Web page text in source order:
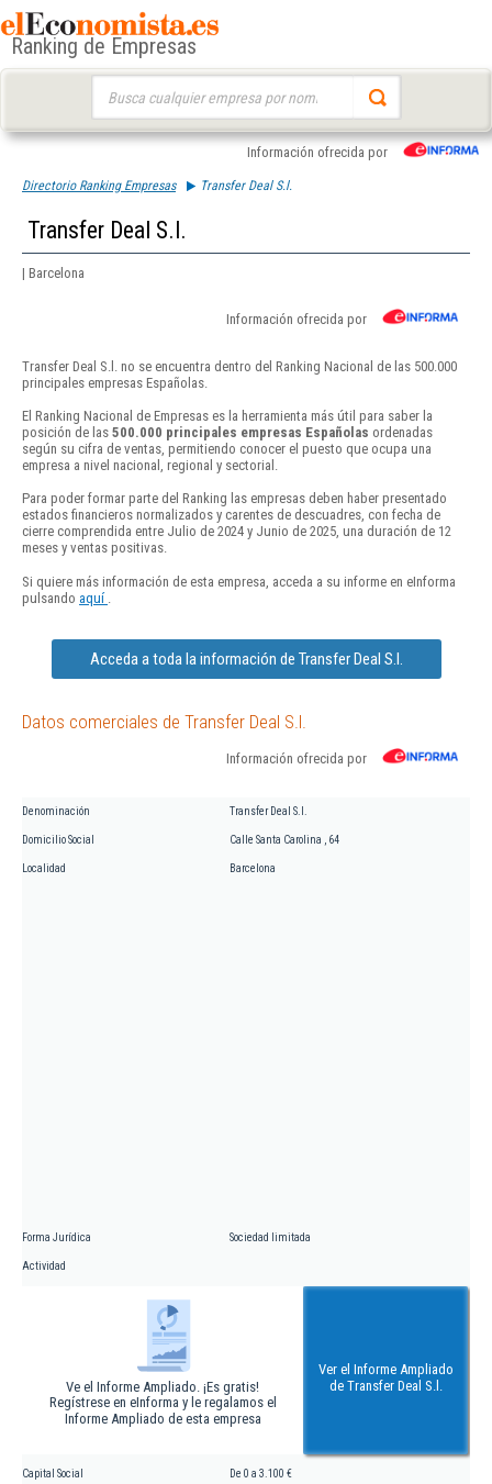
Ranking de Empresas
Información ofrecida por
Directorio Ranking Empresas Transfer Deal S.l.
Transfer Deal S.l.
| Barcelona
Información ofrecida por
Transfer Deal S.l. no se encuentra dentro del Ranking Nacional de las 500.000
principales empresas Españolas.
El Ranking Nacional de Empresas es la herramienta más útil para saber la
posición de las 500.000 principales empresas Españolas ordenadas
según su cifra de ventas, permitiendo conocer el puesto que ocupa una
empresa a nivel nacional, regional y sectorial.
Para poder formar parte del Ranking las empresas deben haber presentado
estados financieros normalizados y carentes de descuadres, con fecha de
cierre comprendida entre Julio de 2024 y Junio de 2025, una duración de 12
meses y ventas positivas.
Si quiere más información de esta empresa, acceda a su informe en eInforma
pulsando aquí
Acceda a toda la información de Transfer Deal S.l.
Datos comerciales de Transfer Deal S.l.
Información ofrecida por
Denominación Transfer Deal S.l.
Domicilio Social Calle Santa Carolina , 64
Localidad Barcelona
Forma Jurídica Sociedad limitada
Actividad
Ve el Informe Ampliado. ¡Es gratis!
Regístrese en eInforma y le regalamos el
Informe Ampliado de esta empresa
Ver el Informe Ampliado
de Transfer Deal S.l.
Capital Social De 0 a 3.100 €